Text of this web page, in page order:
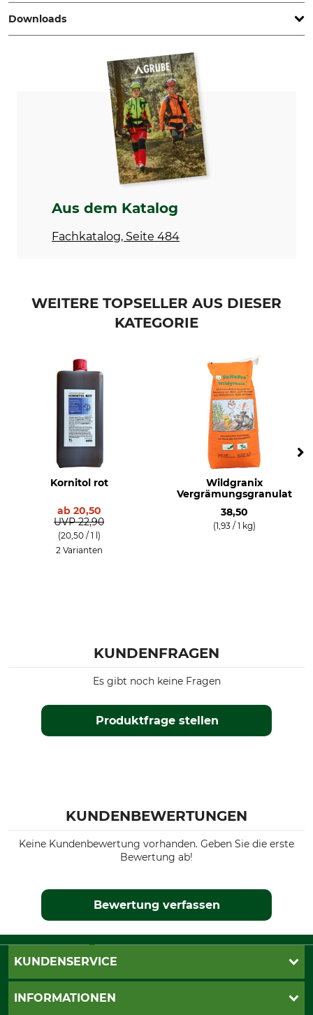
Marke
Hagopur
19
Produkttyp
Anti-Marder-Spray
Herstellung
Made in Germany
Downloads
Sicherheitsdatenblatt | SD_75-094.pdf
Aus dem Katalog
Fachkatalog, Seite 484
WEITERE TOPSELLER AUS DIESER
KATEGORIE
Kornitol rot
ab 20,50
UVP 22,90
(20,50 / 1 l)
2 Varianten
Wildgranix
Vergrämungsgranulat
38,50
(1,93 / 1 kg)
KUNDENFRAGEN
Produktfrage stellen
Es gibt noch keine Fragen
KUNDENBEWERTUNGEN
Keine Kundenbewertung vorhanden. Geben Sie die erste
Bewertung ab!
Bewertung verfassen
KUNDENSERVICE
Live-Shopping
INFORMATIONEN